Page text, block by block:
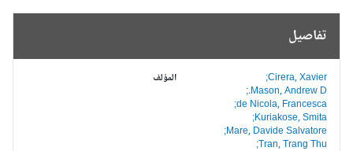
تفاصيل
المؤلف
Cirera, Xavier;
Mason, Andrew D.;
de Nicola, Francesca;
Kuriakose, Smita;
Mare, Davide Salvatore;
Tran, Trang Thu;